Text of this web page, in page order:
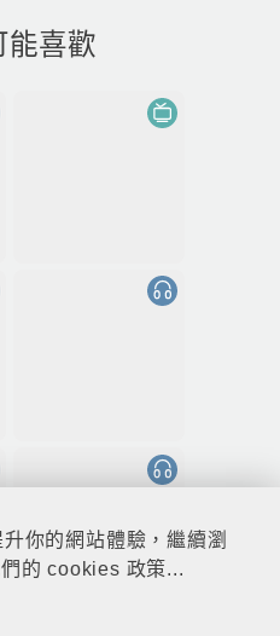
你的網站體驗，繼續瀏
的 cookies 政策...
能喜歡